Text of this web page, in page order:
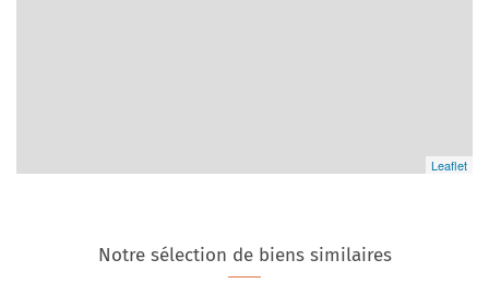
Leaflet
Notre sélection de biens similaires